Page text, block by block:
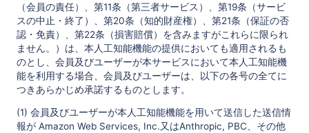
（会員の責任）、第11条（第三者サービス）、第19条（サービ
スの中止・終了）、第20条（知的財産権）、第21条（保証の否
認・免責）、第22条（損害賠償）を含みますがこれらに限られ
ません。）は、本人工知能機能の提供においても適用されるも
のとし、会員及びユーザーが本サービスにおいて本人工知能機
能を利用する場合、会員及びユーザーは、以下の各号の全てに
つきあらかじめ承諾するものとします。
(1) 会員及びユーザーが本人工知能機能を用いて送信した送信情
報が Amazon Web Services, Inc.又はAnthropic, PBC、その他